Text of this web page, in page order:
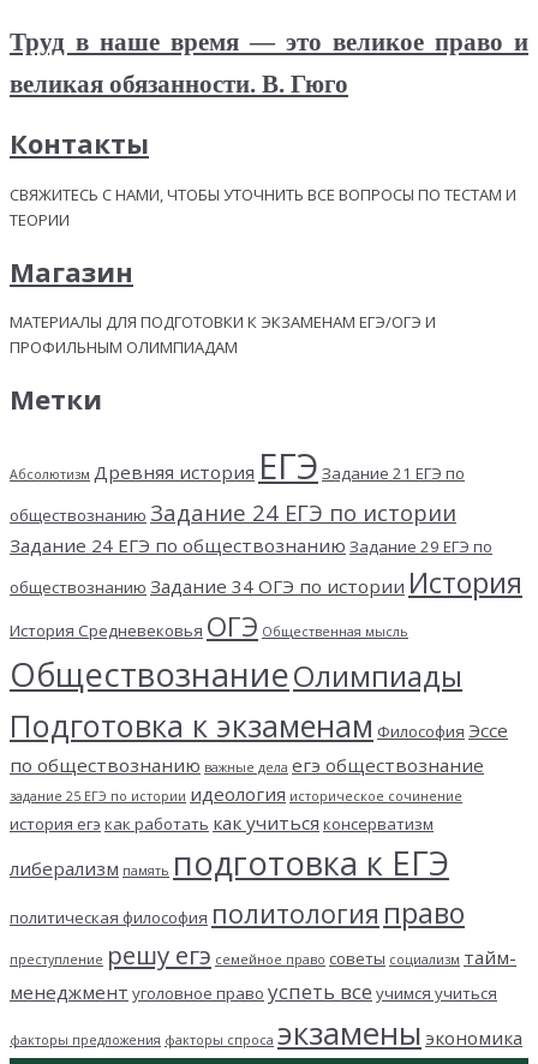
Труд в наше время — это великое право и
великая обязанности. В. Гюго
Контакты
СВЯЖИТЕСЬ С НАМИ, ЧТОБЫ УТОЧНИТЬ ВСЕ ВОПРОСЫ ПО ТЕСТАМ И
ТЕОРИИ
Магазин
МАТЕРИАЛЫ ДЛЯ ПОДГОТОВКИ К ЭКЗАМЕНАМ ЕГЭ/ОГЭ И
ПРОФИЛЬНЫМ ОЛИМПИАДАМ
Метки
Абсолютизм Древняя история ЕГЭ Задание 21 ЕГЭ по
обществознанию Задание 24 ЕГЭ по истории
Задание 24 ЕГЭ по обществознанию Задание 29 ЕГЭ по
обществознанию Задание 34 ОГЭ по истории История
История Средневековья ОГЭ Общественная мысль
ОбществознаниеОлимпиады
Подготовка к экзаменам Философия Эссе
по обществознанию важные дела егэ обществознание
задание 25 ЕГЭ по истории идеология историческое сочинение
история егэ как работать как учиться консерватизм
либерализм память подготовка к ЕГЭ
политическая философия политология право
преступление решу егэ семейное право советы социализм тайм-
менеджмент уголовное право успеть все учимся учиться
факторы предложения факторы спроса экзамены экономика